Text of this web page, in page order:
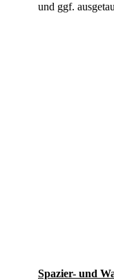
und ggf.
Spazier- und